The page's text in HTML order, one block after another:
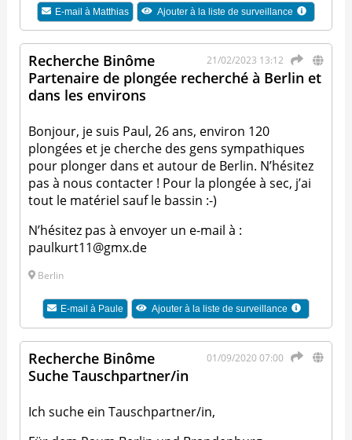
E-mail à Matthias Ajouter à la liste de surveillance
21/02/2023 13:12
Recherche Binôme
Partenaire de plongée recherché à Berlin et
dans les environs
Bonjour, je suis Paul, 26 ans, environ 120
plongées et je cherche des gens sympathiques
pour plonger dans et autour de Berlin. N’hésitez
pas à nous contacter ! Pour la plongée à sec, j’ai
tout le matériel sauf le bassin :-)
N’hésitez pas à envoyer un e-mail à :
paulkurt11@gmx.de
Berlin
E-mail à Paule Ajouter à la liste de surveillance
01/09/2020 07:00
Recherche Binôme
Suche Tauschpartner/in
Ich suche ein Tauschpartner/in,